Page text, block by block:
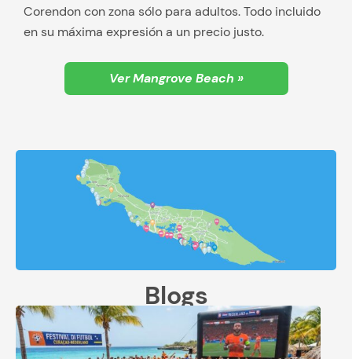
Corendon con zona sólo para adultos. Todo incluido
en su máxima expresión a un precio justo.
Ver Mangrove Beach »
Blogs